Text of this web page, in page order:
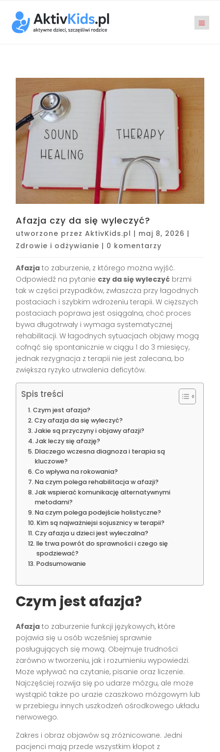
Afazja czy da się wyleczyć?
utworzone przezAktivKids.pl | maj 8, 2026 |
Zdrowie i odżywianie | 0 komentarzy
Afazja to zaburzenie, z którego można wyjść.
Odpowiedź na pytanie czy da się wyleczyć brzmi
tak w części przypadków, zwłaszcza przy łagodnych
postaciach i szybkim wdrożeniu terapii. W cięższych
postaciach poprawa jest osiągalna, choć proces
bywa długotrwały i wymaga systematycznej
rehabilitacji. W łagodnych sytuacjach objawy mogą
cofnąć się spontanicznie w ciągu 1 do 3 miesięcy,
jednak rezygnacja z terapii nie jest zalecana, bo
zwiększa ryzyko utrwalenia deficytów.
Spis treści
Czym jest afazja?
Czy afazja da się wyleczyć?
Jakie są przyczyny i objawy afazji?
Jak leczy się afazję?
Dlaczego wczesna diagnoza i terapia są
kluczowe?
Co wpływa na rokowania?
Na czym polega rehabilitacja w afazji?
Jak wspierać komunikację alternatywnymi
metodami?
Na czym polega podejście holistyczne?
Kim są najważniejsi sojusznicy w terapii?
Czy afazja u dzieci jest wyleczalna?
Ile trwa powrót do sprawności i czego się
spodziewać?
Podsumowanie
Czym jest afazja?
Afazja to zaburzenie funkcji językowych, które
pojawia się u osób wcześniej sprawnie
posługujących się mową. Obejmuje trudności
zarówno w tworzeniu, jak i rozumieniu wypowiedzi.
Może wpływać na czytanie, pisanie oraz liczenie.
Najczęściej rozwija się po udarze mózgu, ale może
wystąpić także po urazie czaszkowo mózgowym lub
w przebiegu innych uszkodzeń ośrodkowego układu
nerwowego.
Zakres i obraz objawów są zróżnicowane. Jedni
pacjenci mają przede wszystkim kłopot z